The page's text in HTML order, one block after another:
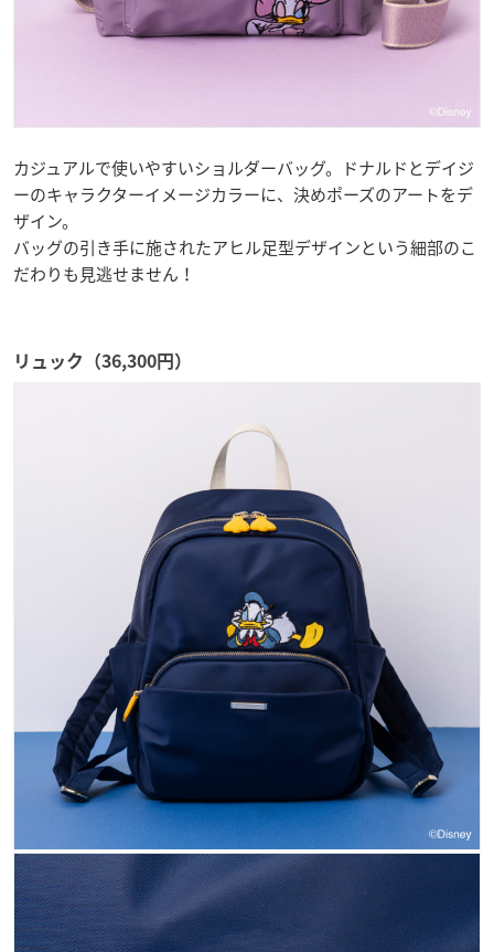
カジュアルで使いやすいショルダーバッグ。ドナルドとデイジ
ーのキャラクターイメージカラーに、決めポーズのアートをデ
ザイン。
バッグの引き手に施されたアヒル足型デザインという細部のこ
だわりも見逃せません！
リュック（36,300円）